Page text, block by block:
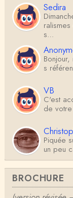
Sedira
s…
s
VB
C'est
de
Piquée
un peu
Antoine
Je ne
?) mais
BROCHURE